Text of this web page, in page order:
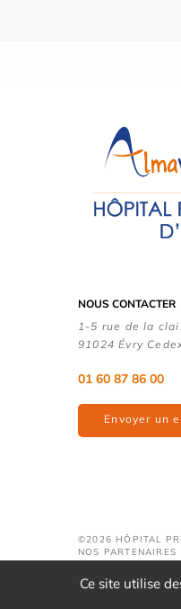
NOUS CONTACTER
1-5 rue de la
91024 Évry
01 60 87 86 00
Envoyer un
©2026 HÔPITAL
NOS PARTENAIRES
Ce site utilise